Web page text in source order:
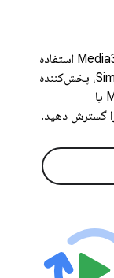
از ExoPlayer، اجرای پیش‌فرض Player در Media3 استفاده
کنید یا با پیاده‌سازی کلاس SimpleBasePlayer، پخش‌کننده
خود را بسازید. سپس با اجرای MediaSession یا